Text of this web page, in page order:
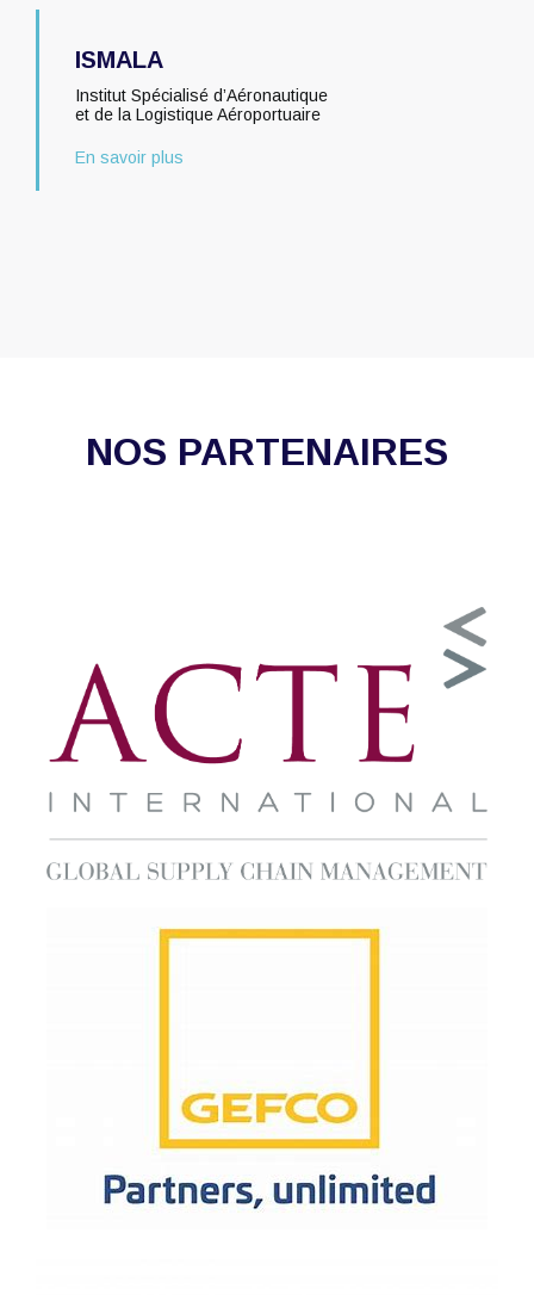
ISMALA
Institut Spécialisé d’Aéronautique
et de la Logistique Aéroportuaire
En savoir plus
NOS PARTENAIRES